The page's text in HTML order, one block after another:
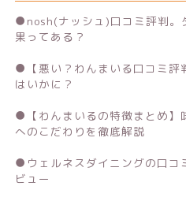
● nosh(ナッシュ)口コミ評判。
果ってある？
● 【悪い？わんまいる口コミ
はいかに？
● 【わんまいるの特徴まとめ
へのこだわりを徹底解説
● ウェルネスダイニングの口コ
ビュー